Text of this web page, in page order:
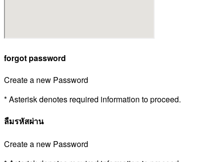
forgot password
Create a new Password
* Asterisk denotes required information to proceed.
ลืมรหัสผ่าน
Create a new Password